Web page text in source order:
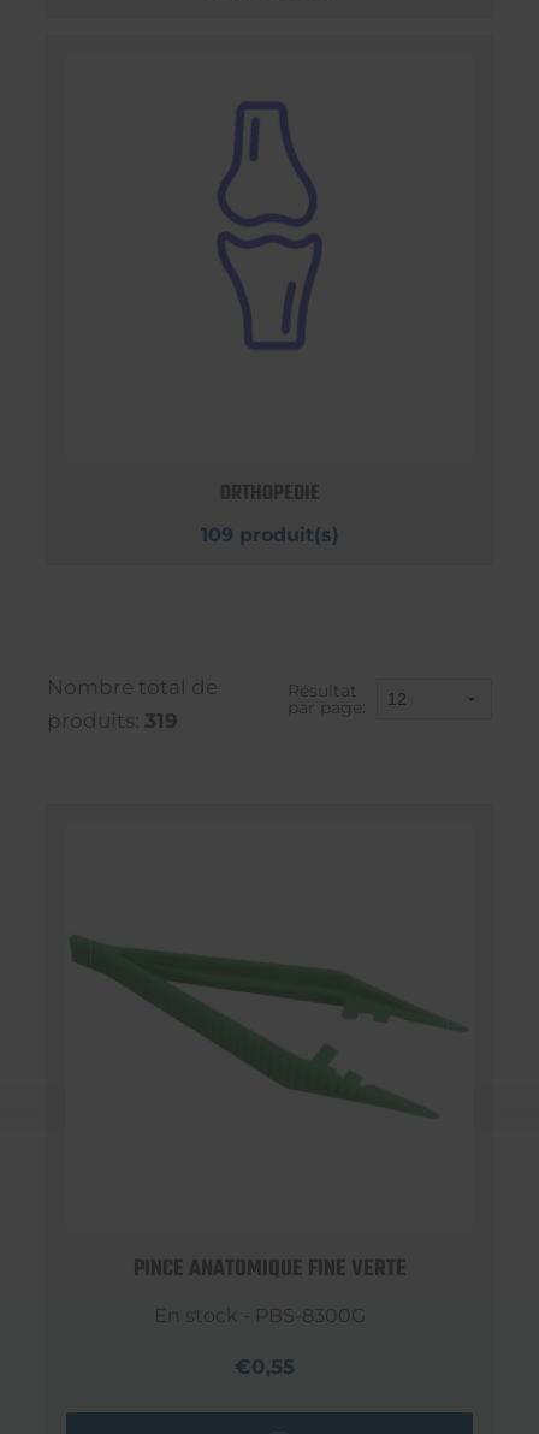
ORTHOPEDIE
109 produit(s)
Nombre total de
produits: 319
Résultat
par page:
PINCE ANATOMIQUE FINE VERTE
En stock - PBS-8300G
€0,55